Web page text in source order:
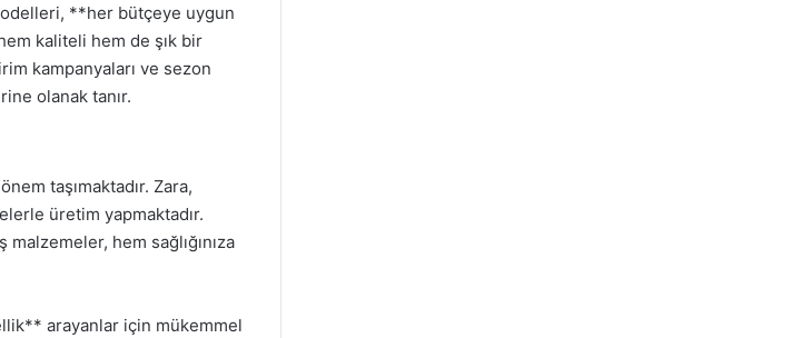
**her bütçeye uygun
kaliteli hem de şık bir
kampanyaları ve sezon
olanak tanır.
taşımaktadır. Zara,
üretim yapmaktadır.
hem sağlığınıza
arayanlar için mükemmel